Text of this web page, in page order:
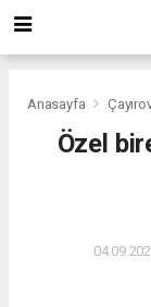
Anasayfa
Özel